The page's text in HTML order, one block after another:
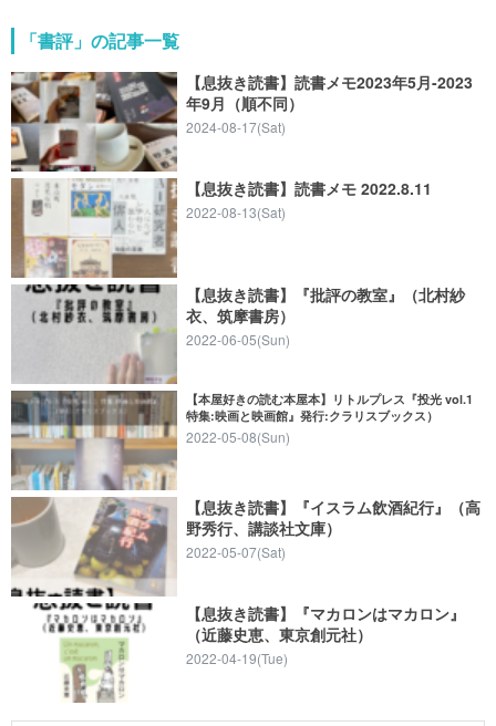
「書評」の記事一覧
【息抜き読書】読書メモ2023年5月-2023
年9月（順不同）
2024-08-17(Sat)
【息抜き読書】読書メモ 2022.8.11
2022-08-13(Sat)
【息抜き読書】『批評の教室』（北村紗
衣、筑摩書房）
2022-06-05(Sun)
【本屋好きの読む本屋本】リトルプレス『投光 vol.1
特集:映画と映画館』発行:クラリスブックス）
2022-05-08(Sun)
【息抜き読書】『イスラム飲酒紀行』（高
野秀行、講談社文庫）
2022-05-07(Sat)
【息抜き読書】『マカロンはマカロン』
（近藤史恵、東京創元社）
2022-04-19(Tue)